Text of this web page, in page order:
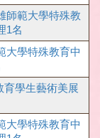
師範大學特殊教
1名
大學特殊教育中
育學生藝術美展
大學特殊教育中